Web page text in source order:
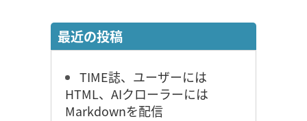
最近の投稿
TIME誌、ユーザーには
HTML、AIクローラーには
Markdownを配信